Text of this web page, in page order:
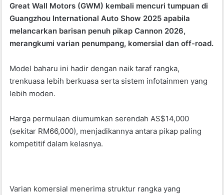
c
e
b
o
o
k
at
s
A
p
itt
er
Great Wall Motors (GWM) kembali mencuri tumpuan di
Guangzhou International Auto Show 2025 apabila
melancarkan barisan penuh pikap Cannon 2026,
merangkumi varian penumpang, komersial dan off-road.
Model baharu ini hadir dengan naik taraf rangka,
trenkuasa lebih berkuasa serta sistem infotainmen yang
lebih moden.
Harga permulaan diumumkan serendah AS$14,000
(sekitar RM66,000), menjadikannya antara pikap paling
kompetitif dalam kelasnya.
Varian komersial menerima struktur rangka yang